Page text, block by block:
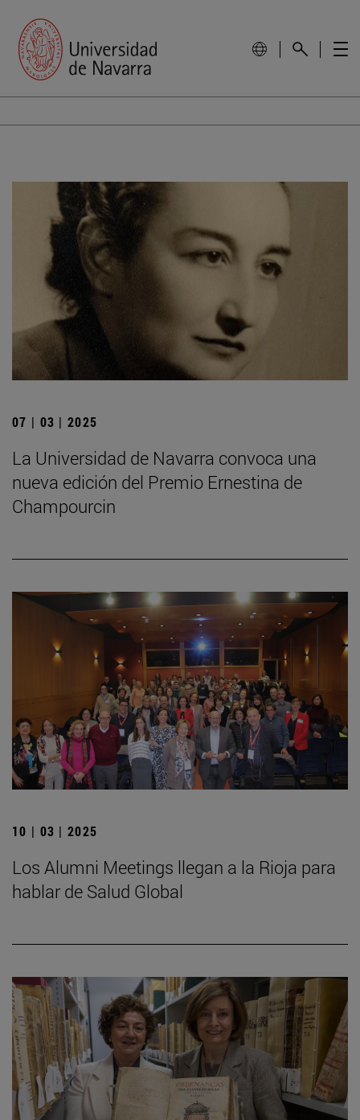
07 | 03 | 2025
La Universidad de Navarra convoca una
nueva edición del Premio Ernestina de
Champourcin
10 | 03 | 2025
Los Alumni Meetings llegan a la Rioja para
hablar de Salud Global